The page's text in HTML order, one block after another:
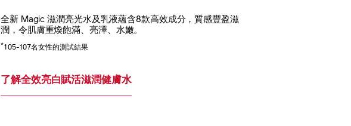
全新 Magic 滋潤亮光水及乳液蘊含8款高效成分，質感豐盈滋
潤，令肌膚重煥飽滿、亮澤、水嫩。
*105-107名女性的測試結果
了解全效亮白賦活滋潤健膚水